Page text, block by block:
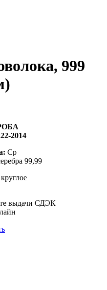
999
2014
Ср
99,99
выдачи СДЭК